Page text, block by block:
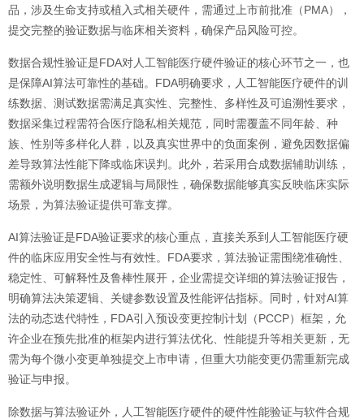
品，涉及生命支持或植入式相关硬件，需通过上市前批准（PMA），
提交完整的验证数据与临床相关资料，确保产品风险可控。
数据合规性验证是FDA对人工智能医疗硬件验证的核心环节之一，也
是保障AI算法可靠性的基础。FDA明确要求，人工智能医疗硬件的训
练数据、测试数据需满足真实性、完整性、多样性及可追溯性要求，
数据采集过程需符合医疗隐私相关规范，同时需覆盖不同年龄、种
族、性别等多样化人群，以及真实世界中的负面案例，避免因数据偏
差导致算法性能下降或临床误判。此外，若采用合成数据辅助训练，
需额外说明数据生成逻辑与局限性，确保数据能够真实反映临床实际
场景，为算法验证提供可靠支撑。
AI算法验证是FDA验证要求的核心重点，直接关系到人工智能医疗硬
件的临床应用安全性与有效性。FDA要求，算法验证需围绕准确性、
稳定性、可解释性及鲁棒性展开，企业需提交详细的算法验证报告，
明确算法决策逻辑、关键参数设置及性能评估指标。同时，针对AI算
法的动态迭代特性，FDA引入预设变更控制计划（PCCP）框架，允
许企业在预先批准的框架内进行算法优化、性能提升等相关更新，无
需为每个微小变更单独提交上市申请，但重大功能变更仍需重新完成
验证与申报。
除数据与算法验证外，人工智能医疗硬件的硬件性能验证与软件合规